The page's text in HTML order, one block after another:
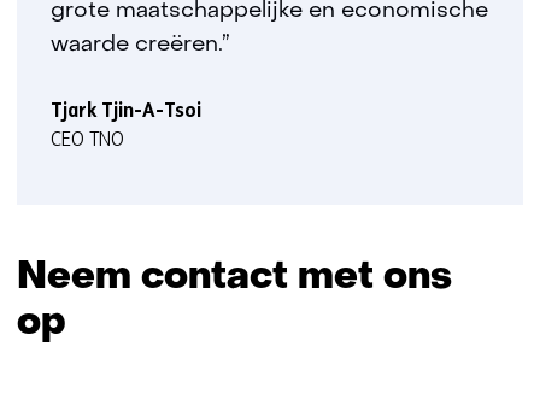
grote maatschappelijke en economische
waarde creëren.”
Tjark Tjin-A-Tsoi
CEO TNO
Neem contact met ons
op